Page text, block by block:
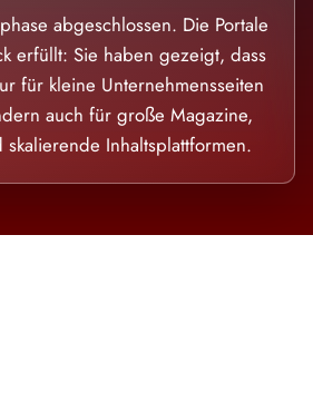
abgeschlossen. Die Portale
erfüllt: Sie haben gezeigt, dass
für kleine Unternehmensseiten
auch für große Magazine,
skalierende Inhaltsplattformen.